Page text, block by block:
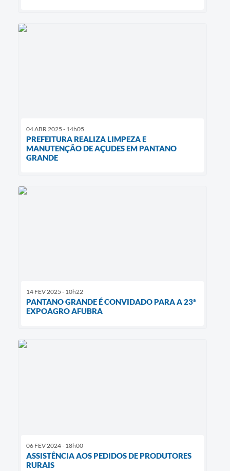
04 ABR 2025 - 14h05
PREFEITURA REALIZA LIMPEZA E
MANUTENÇÃO DE AÇUDES EM PANTANO
GRANDE
14 FEV 2025 - 10h22
PANTANO GRANDE É CONVIDADO PARA A 23ª
EXPOAGRO AFUBRA
06 FEV 2024 - 18h00
ASSISTÊNCIA AOS PEDIDOS DE PRODUTORES
RURAIS